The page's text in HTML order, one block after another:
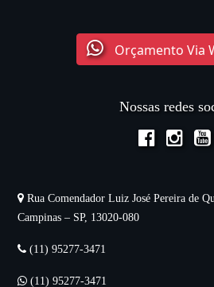
Orçamento Via
Nossas redes
Rua Comendador Luiz José Pereira de
Campinas – SP, 13020-080
(11) 95277-3471
(11) 95277-3471